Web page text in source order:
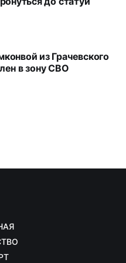
из Грачевского
в зону СВО